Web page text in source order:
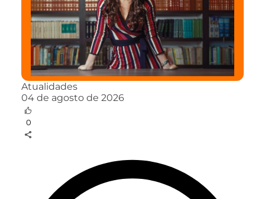
Atualidades
04 de agosto de 2026
0